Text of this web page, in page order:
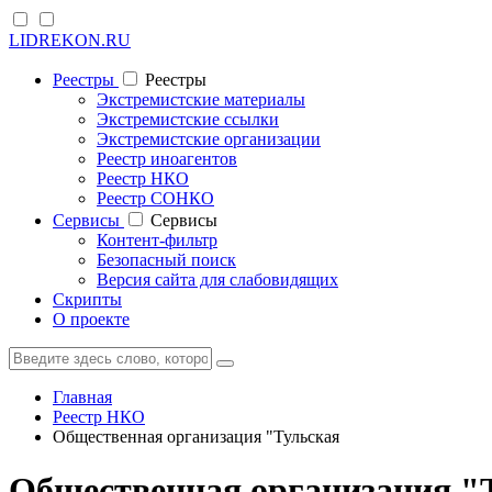
LIDREKON.RU
Реестры
Реестры
Экстремистские материалы
Экстремистские ссылки
Экстремистские организации
Реестр иноагентов
Реестр НКО
Реестр СОНКО
Cервисы
Cервисы
Контент-фильтр
Безопасный поиск
Версия сайта для слабовидящих
Скрипты
О проекте
Главная
Реестр НКО
Общественная организация "Тульская